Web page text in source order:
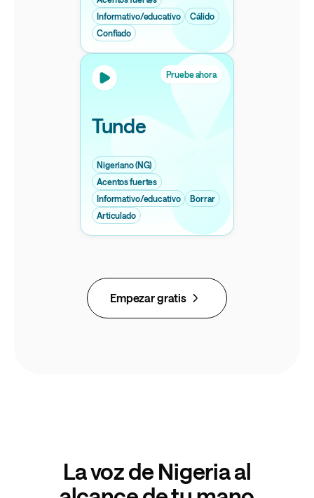
Informativo/educativo
Cálido
Confiado
Pruebe ahora
Tunde
Nigeriano (NG)
Acentos fuertes
Informativo/educativo
Borrar
Articulado
Empezar gratis
La voz de Nigeria al